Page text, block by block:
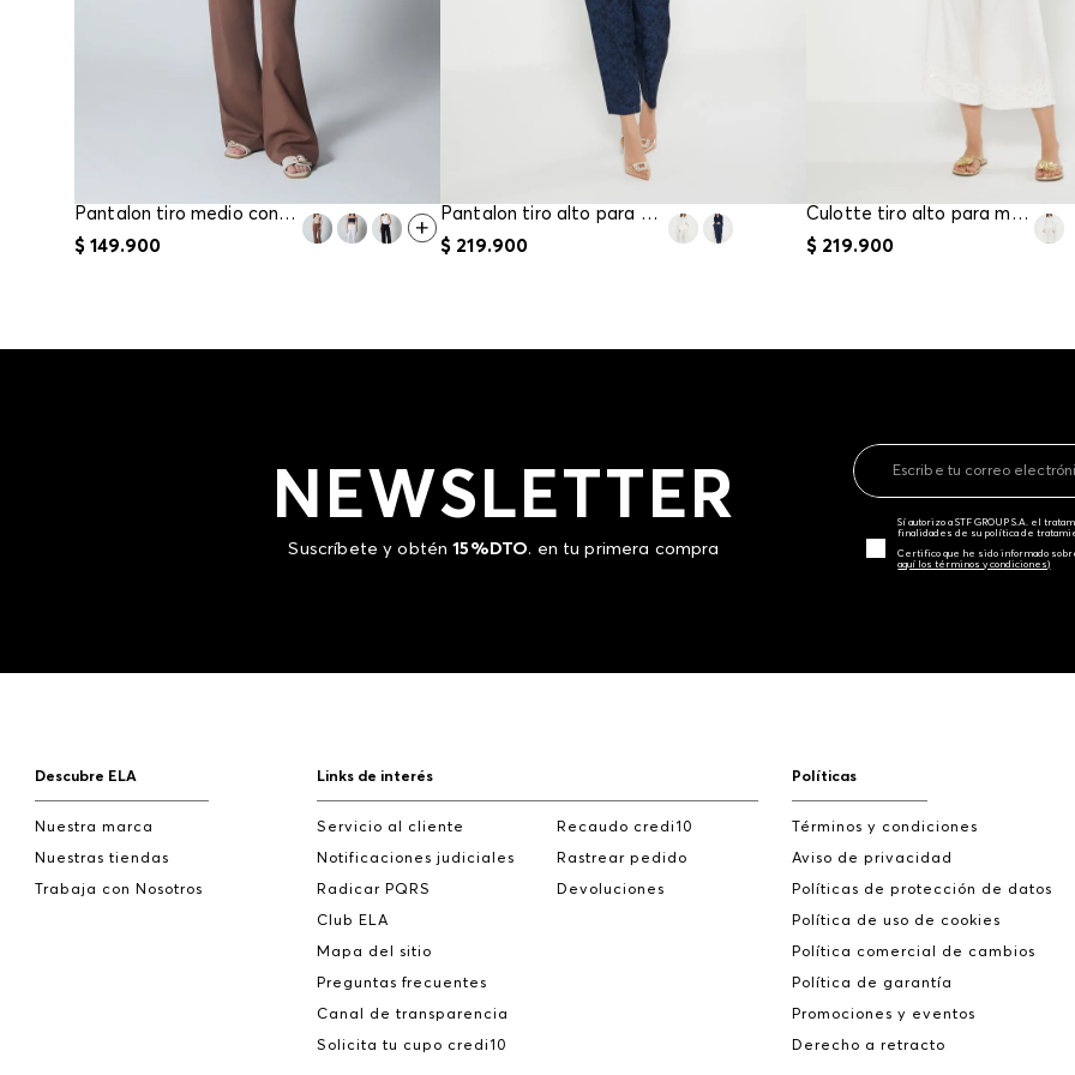
Pantalon tiro medio con pretina elastica
$ 149.900
Pantalon tiro alto para mujer
$ 219.900
Culotte tiro alto para mujer
$ 219.900
NEWSLETTER
Suscríbete y obtén15%DTO. en tu primera compra
Sí autorizo a STF GROUP S.A. el
finalidades de su política de
Certifico que he sido informado
aquí los términos y condiciones)
Descubre ELA
Nuestra marca
Nuestras tiendas
Trabaja con Nosotros
Links de interés
Servicio al cliente
Notificaciones judiciales
Radicar PQRS
Club ELA
Mapa del sitio
Preguntas frecuentes
Canal de transparencia
Solicita tu cupo credi10
Recaudo credi10
Rastrear pedido
Devoluciones
Políticas
Términos y condiciones
Aviso de privacidad
Políticas de protección de datos
Política de uso de cookies
Política comercial de cambios
Política de garantía
Promociones y eventos
Derecho a retracto